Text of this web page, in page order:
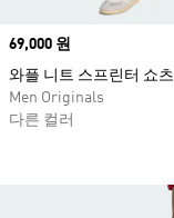
Price
69,000 원
와플 니트 스프린터 쇼츠
Men Originals
다른 컬러